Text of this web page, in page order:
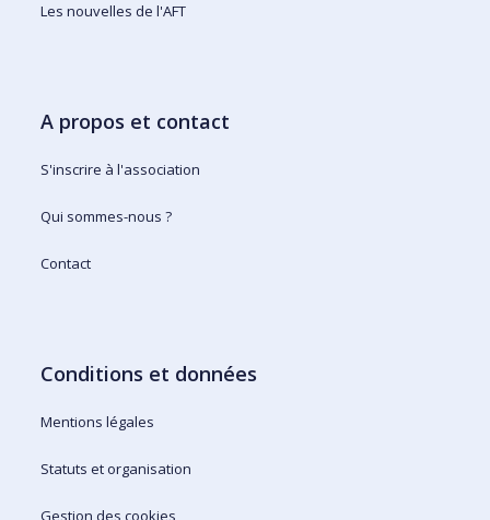
Les nouvelles de l'AFT
A propos et contact
S'inscrire à l'association
Qui sommes-nous ?
Contact
Conditions et données
Mentions légales
Statuts et organisation
Gestion des cookies